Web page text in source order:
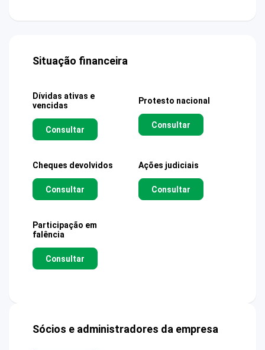
Situação financeira
Dívidas ativas e
vencidas
Consultar
Protesto nacional
Consultar
Cheques devolvidos
Consultar
Ações judiciais
Consultar
Participação em
falência
Consultar
Sócios e administradores da empresa